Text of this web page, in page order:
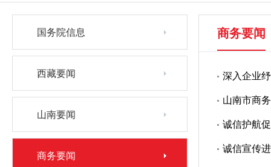
国务院信息
西藏要闻
山南要闻
商务要闻
商务要闻
深入企业
山南市商
诚信护航
诚信宣传